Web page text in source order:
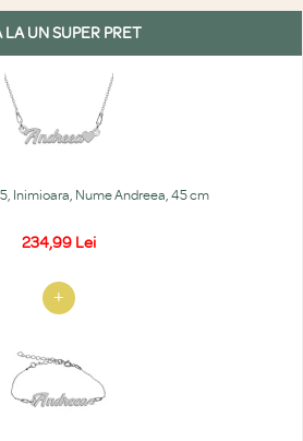
UN SUPER PRET
Inimioara, Nume Andreea, 45 cm
234,99 Lei
+